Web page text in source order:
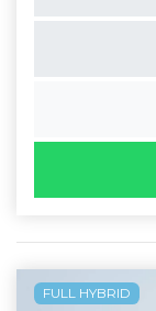
FULL HYBRID